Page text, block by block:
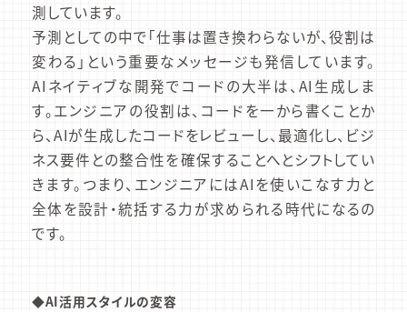
測しています。
予測としての中で「仕事は置き換わらないが、役割は
変わる」という重要なメッセージも発信しています。
AIネイティブな開発でコードの大半は、AI生成しま
す。エンジニアの役割は、コードを一から書くことか
ら、AIが生成したコードをレビューし、最適化し、ビジ
ネス要件との整合性を確保することへとシフトしてい
きます。つまり、エンジニアにはAIを使いこなす力と
全体を設計・統括する力が求められる時代になるの
です。
◆AI活用スタイルの変容